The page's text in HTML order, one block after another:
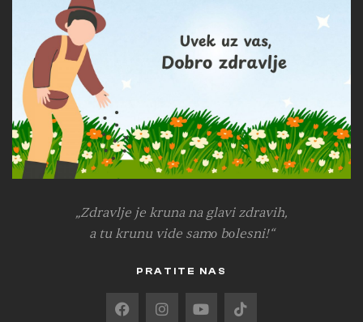
„Zdravlje je kruna na glavi zdravih,
a tu krunu vide samо bоlesni!“
PRATITE NAS